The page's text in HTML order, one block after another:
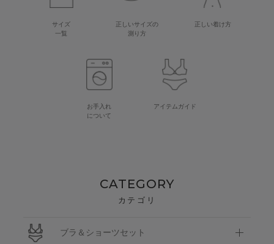
サイズ
一覧
正しいサイズの
測り方
正しい着け方
お手入れ
について
アイテムガイド
CATEGORY
カテゴリ
ブラ＆ショーツセット